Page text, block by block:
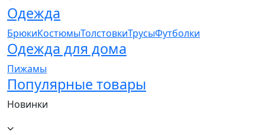
Одежда
БрюкиКостюмыТолстовкиТрусыФутболки
Одежда для дома
Пижамы
Популярные товары
Новинки